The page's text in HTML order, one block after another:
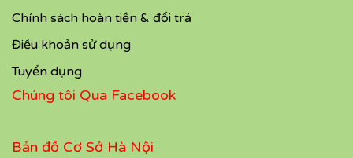
Chính sách hoàn tiền & đổi trả
Điều khoản sử dụng
Tuyển dụng
Chúng tôi Qua Facebook
Bản đồ Cơ Sở Hà Nội